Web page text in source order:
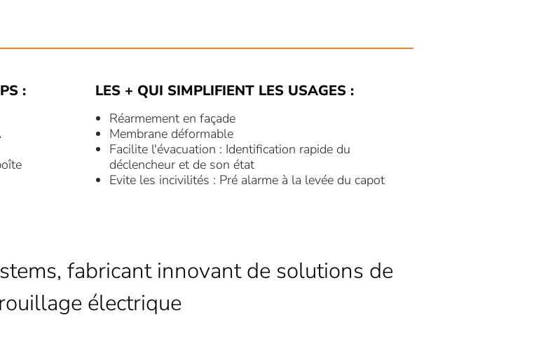
: LES + QUI SIMPLIFIENT LES USAGES :
Réarmement en façade
Membrane déformable
Facilite l'évacuation : Identification rapide du
déclencheur et de son état
Evite les incivilités : Pré alarme à la levée du capot
fabricant innovant de solutions de
électrique